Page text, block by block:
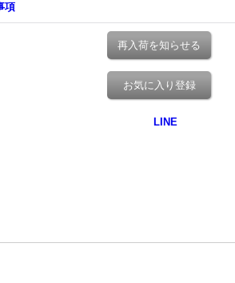
項
再入荷を知らせる
お気に入り登録